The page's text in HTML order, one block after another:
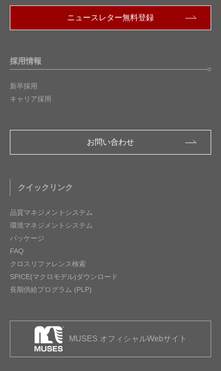
ニュースレター無料登録
採用情報
新卒採用
キャリア採用
お問い合わせ
クイックリンク
品質マネジメントシステム
環境マネジメントシステム
パッケージ
FAQ
クロスリファレンス検索
SPICE(マクロモデル)ダウンロード
長期供給プログラム (PLP)
MUSES オフィシャルWebサイト